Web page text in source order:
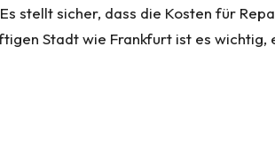
stellt sicher, dass die Kosten für
Stadt wie Frankfurt ist es wichtig,